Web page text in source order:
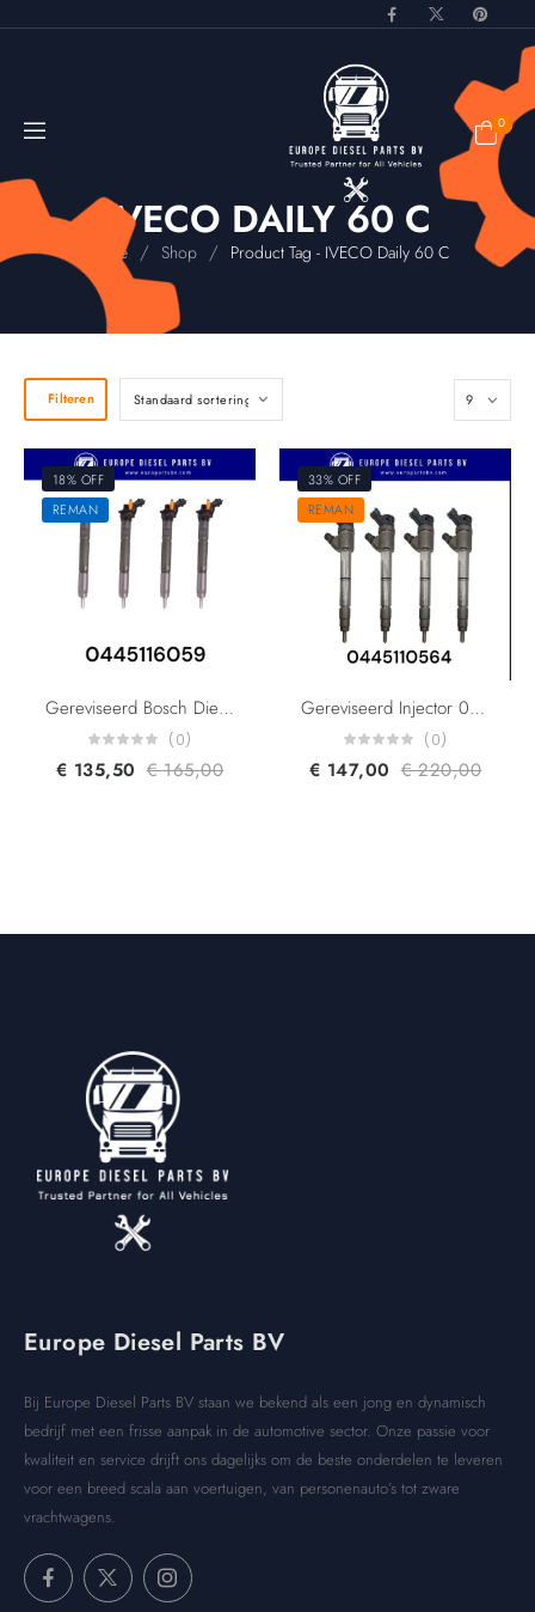
0
IVECO DAILY 60 C
Home / Shop / Product Tag - IVECO Daily 60 C
Filteren
18% OFF
REMAN
Gereviseerd Bosch Diesel Injector 0445116059 0445116019 580540211 504341488 1609848980 For Citroen Fiat Iveco Peugeot 3.00L Euro 5
(0)
€ 135,50 €165,00
33% OFF
REMAN
Gereviseerd Injector 0445110564 5801644454 for IVECO 30S 35C 35S 40C 50C 55S 60C 65C 70C 3.0L
(0)
€ 147,00 €220,00
Europe Diesel Parts BV
Bij Europe Diesel Parts BV staan we bekend als een jong en dynamisch
bedrijf met een frisse aanpak in de automotive sector. Onze passie voor
kwaliteit en service drijft ons dagelijks om de beste onderdelen te leveren
voor een breed scala aan voertuigen, van personenauto’s tot zware
vrachtwagens.